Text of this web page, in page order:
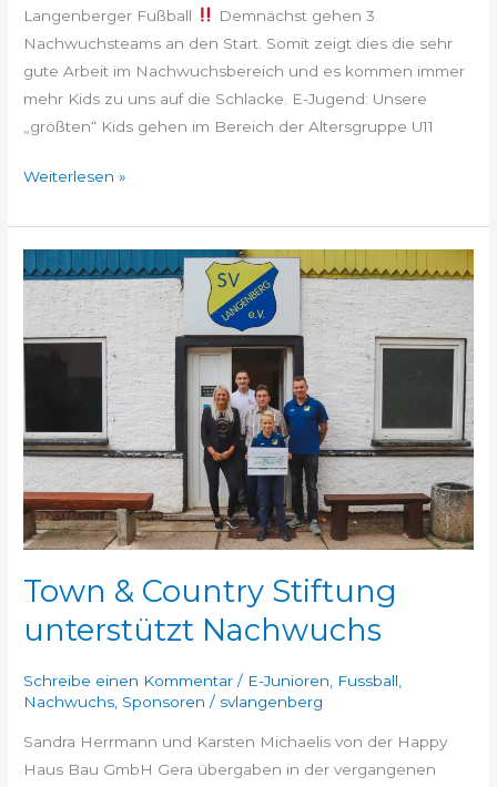
Langenberger Fußball
Demnächst gehen 3
Nachwuchsteams an den Start. Somit zeigt dies die sehr
gute Arbeit im Nachwuchsbereich und es kommen immer
mehr Kids zu uns auf die Schlacke. E-Jugend: Unsere
„größten“ Kids gehen im Bereich der Altersgruppe U11
Weiterlesen »
Town & Country Stiftung
unterstützt Nachwuchs
Schreibe einen Kommentar / E-Junioren, Fussball,
Nachwuchs, Sponsoren / svlangenberg
Sandra Herrmann und Karsten Michaelis von der Happy
Haus Bau GmbH Gera übergaben in der vergangenen
Country
Stiftung
unterstützt
Nachwuchs